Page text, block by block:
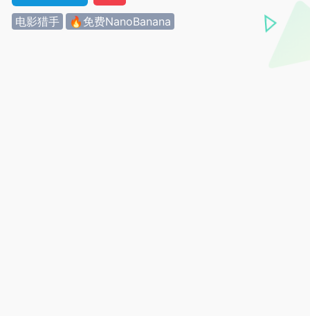
电影猎手 🔥免费NanoBanana